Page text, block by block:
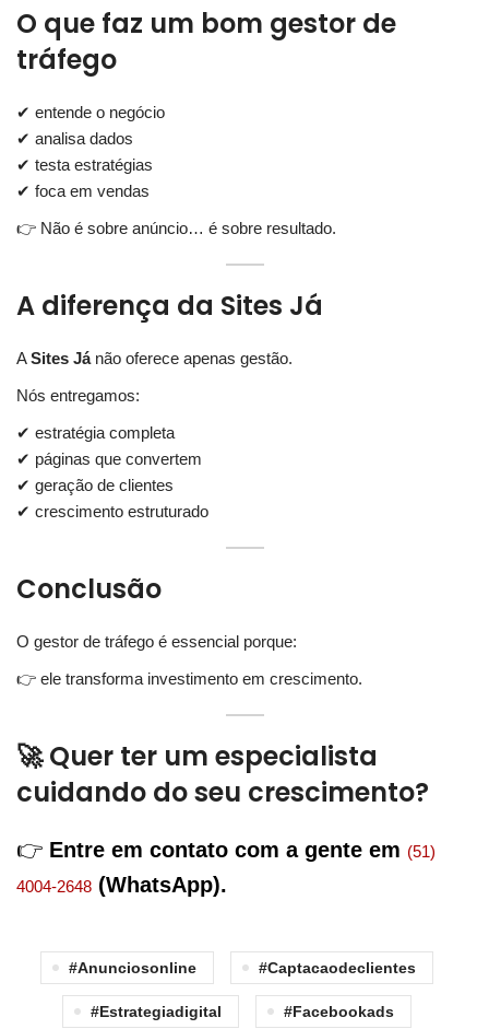
O que faz um bom gestor de
tráfego
✔ entende o negócio
✔ analisa dados
✔ testa estratégias
✔ foca em vendas
👉 Não é sobre anúncio… é sobre resultado.
A diferença da Sites Já
ASites Jánão oferece apenas gestão.
Nós entregamos:
✔ estratégia completa
✔ páginas que convertem
✔ geração de clientes
✔ crescimento estruturado
Conclusão
O gestor de tráfego é essencial porque:
👉 ele transforma investimento em crescimento.
🚀 Quer ter um especialista
cuidando do seu crescimento?
👉 Entre em contato com a gente em (51)
4004-2648 (WhatsApp).
#anunciosonline #captacaodeclientes
#estrategiadigital #facebookads